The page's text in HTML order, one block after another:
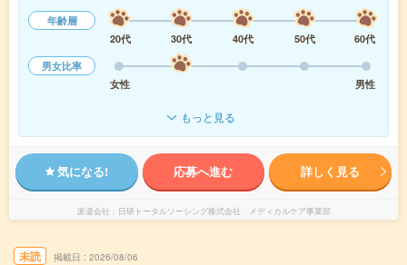
年齢層
20代
30代 40代 50代
60代
男女比率
女性
男性
もっと見る
気になる! 応募へ進む 詳しく見る
派遣会社 日研トータルソーシング株式会社 メディカルケア事業部
未読 掲載日 2026/08/06